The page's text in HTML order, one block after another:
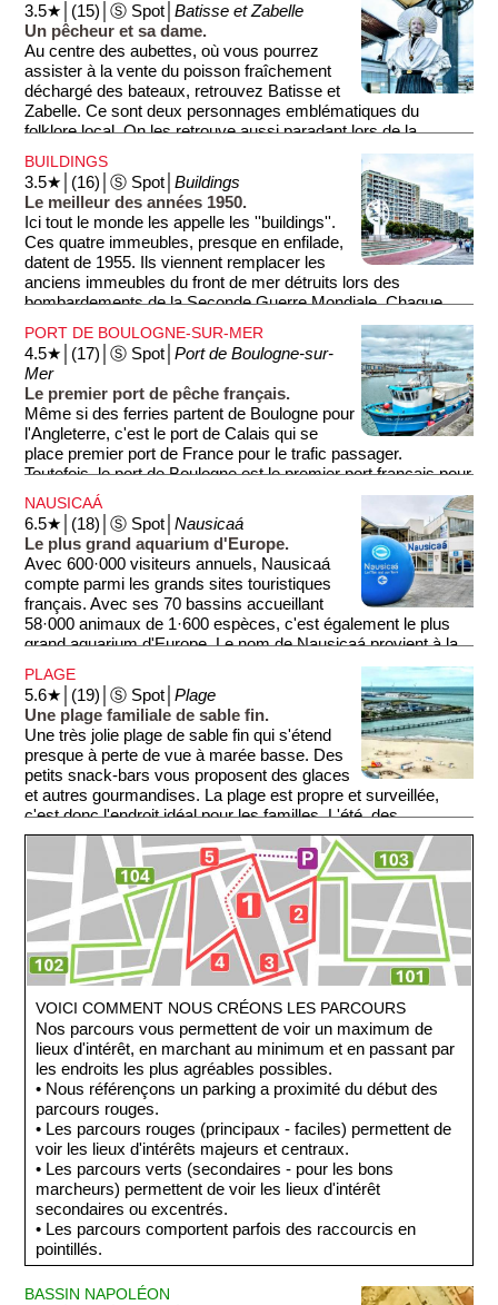
3.5★│(15)│Ⓢ Spot│Batisse et Zabelle
Un pêcheur et sa dame.
Au centre des aubettes, où vous pourrez
assister à la vente du poisson fraîchement
déchargé des bateaux, retrouvez Batisse et
Zabelle. Ce sont deux personnages emblématiques du
folklore local. On les retrouve aussi paradant lors de la
Cavalcade. Batisse est vêtu de son habit de pêcheur tandis
que sa femme Zabelle est vêtue de son plus bel habit.
BUILDINGS
3.5★│(16)│Ⓢ Spot│Buildings
Le meilleur des années 1950.
Ici tout le monde les appelle les ''buildings''.
Ces quatre immeubles, presque en enfilade,
datent de 1955. Ils viennent remplacer les
anciens immeubles du front de mer détruits lors des
bombardements de la Seconde Guerre Mondiale. Chaque
immeuble, qui comporte environ 200 logements, est construit
de la même façon: 12 poteaux en façade et 4 poteaux en
largeur. Les ''buildings'' sont le symbole de la reconstruction
de Boulogne et, pour l'époque, les logements étaient
modernes et confortables! Mais, on ne va pas se mentir,
l'architecture ''cage à lapins'', n'est pas ce que les années
1950 nous ont laissé de mieux. Les heureux habitants des
immeubles, eux, ont beaucoup de chance: depuis leurs
PORT DE BOULOGNE-SUR-MER
4.5★│(17)│Ⓢ Spot│Port de Boulogne-sur-
Mer
Le premier port de pêche français.
Même si des ferries partent de Boulogne pour
l'Angleterre, c'est le port de Calais qui se
place premier port de France pour le trafic passager.
Toutefois, le port de Boulogne est le premier port français pour
la pêche. 50·000 tonnes de poissons sont débarquées
chaque année. Le port de Boulogne est toujours utilisé pour
l'industrie, mais son activité s'est beaucoup réduite depuis la
fermeture des hauts fourneaux dans les années 2000.
NAUSICAÁ
6.5★│(18)│Ⓢ Spot│Nausicaá
Le plus grand aquarium d'Europe.
Avec 600·000 visiteurs annuels, Nausicaá
compte parmi les grands sites touristiques
français. Avec ses 70 bassins accueillant
58·000 animaux de 1·600 espèces, c'est également le plus
grand aquarium d'Europe. Le nom de Nausicaá provient à la
fois d'un nom d'une princesse des mers et de l'anagramme
de casino (nosica), pour rappeler que depuis 1991, l'aquarium
se trouve à l'emplacement de l'ancien casino. Une partie du
bâtiment a même été conservée.
PLAGE
5.6★│(19)│Ⓢ Spot│Plage
Une plage familiale de sable fin.
Une très jolie plage de sable fin qui s'étend
presque à perte de vue à marée basse. Des
petits snack-bars vous proposent des glaces
et autres gourmandises. La plage est propre et surveillée,
c'est donc l'endroit idéal pour les familles. L'été, des
animations sont prévues pour les enfants.
VOICI COMMENT NOUS CRÉONS LES PARCOURS
Nos parcours vous permettent de voir un maximum de
lieux d'intérêt, en marchant au minimum et en passant par
les endroits les plus agréables possibles.
• Nous référençons un parking a proximité du début des
parcours rouges.
• Les parcours rouges (principaux - faciles) permettent de
voir les lieux d'intérêts majeurs et centraux.
• Les parcours verts (secondaires - pour les bons
marcheurs) permettent de voir les lieux d'intérêt
secondaires ou excentrés.
• Les parcours comportent parfois des raccourcis en
pointillés.
BASSIN NAPOLÉON